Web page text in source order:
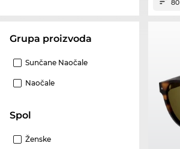
Grupa proizvoda
Sunčane Naočale
Naočale
Spol
Ženske
80